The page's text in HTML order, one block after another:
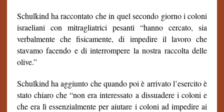
Schulkind ha raccontato che in quel secondo giorno i coloni
israeliani con mitragliatrici pesanti “hanno cercato, sia
verbalmente che fisicamente, di impedire il lavoro che
stavamo facendo e di interrompere la nostra raccolta delle
olive.”
Schulkind ha aggiunto che quando poi è arrivato l’esercito è
stato chiaro che “non era interessato a dissuadere i coloni e
che era lì essenzialmente per aiutare i coloni ad impedire ai